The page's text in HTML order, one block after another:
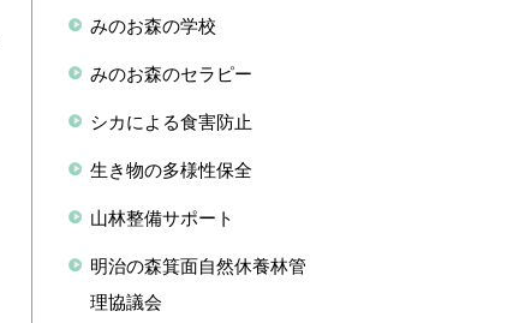
みのお森の学校
みのお森のセラピー
シカによる食害防止
生き物の多様性保全
山林整備サポート
明治の森箕面自然休養林管
理協議会